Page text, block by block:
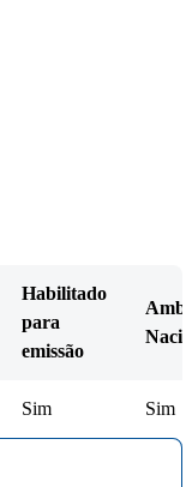
Habilitado
para
emissão
Amb.
Sim Sim